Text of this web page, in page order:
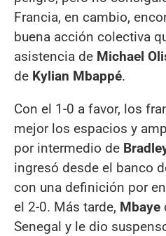
Francia, en cambio,
buena acción colectiva
asistencia de Michael
de Kylian Mbappé.
Con el 1-0 a favor, los
mejor los espacios y
por intermedio de
ingresó desde el banco
con una definición por
el 2-0. Más tarde, Mbaye
Senegal y le dio